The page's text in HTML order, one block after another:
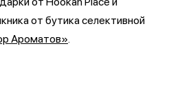
от бутика селективной
Ароматов»